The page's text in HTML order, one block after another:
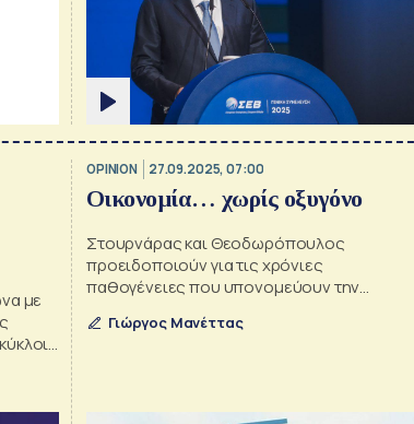
με
OPINION 27.09.2025, 07:00
Οικονομία… χωρίς οξυγόνο
Στουρνάρας και Θεοδωρόπουλος
προειδοποιούν για τις χρόνιες
παθογένειες που υπονομεύουν την
οικονομίας
Γιώργος Μανέττας